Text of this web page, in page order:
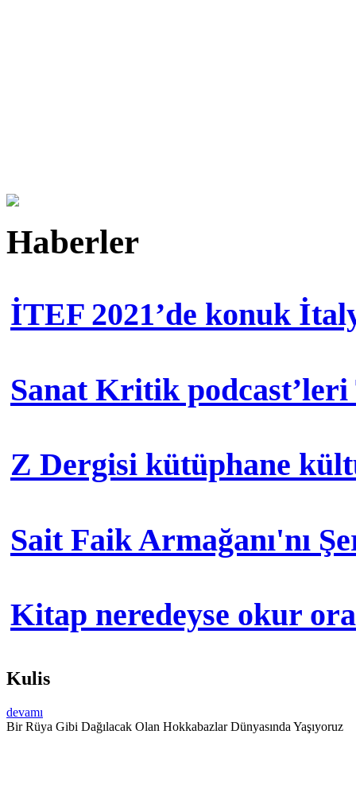
Haberler
İTEF 2021’de konuk
Sanat Kritik podcast’leri
Z Dergisi kütüphane
Sait Faik Armağanı'nı
Kitap neredeyse okur
Kulis
devamı
Bir Rüya Gibi Dağılacak Olan Hokkabazlar Dünyasında Yaşıyoruz